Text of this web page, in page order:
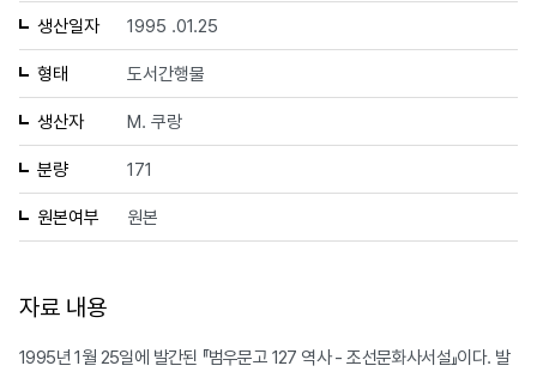
생산일자 1995 .01.25
형태 도서간행물
생산자 M. 쿠랑
분량 171
원본여부 원본
자료 내용
1995년 1월 25일에 발간된 『범우문고 127 역사 - 조선문화사서설』이다. 발